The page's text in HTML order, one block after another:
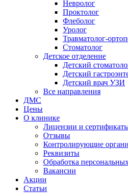
Невролог
Проктолог
Флеболог
Уролог
Травматолог-
Стоматолог
Детское отделение
Детский
Детский
Детский врач УЗИ
Все направления
ДМС
Цены
О клинике
Лицензии и
Отзывы
Контролирующие
Реквизиты
Обработка
Вакансии
Акции
Статьи